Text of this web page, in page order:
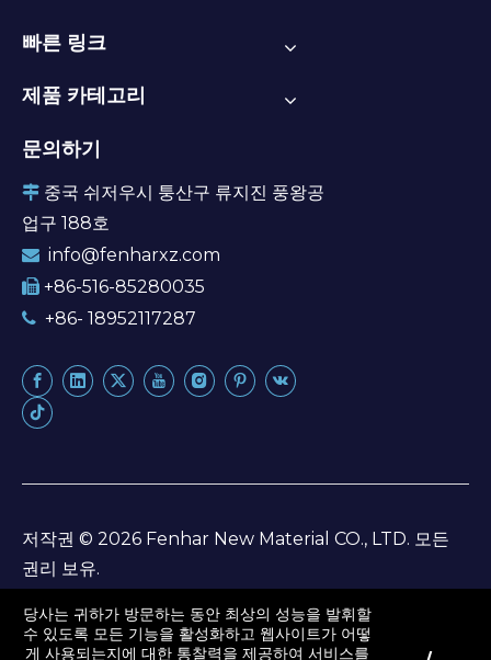
빠른 링크
제품 카테고리
문의하기
 중국 쉬저우시 퉁산구 류지진 풍왕공
업구 188호
 info@fenharxz.com
 +86-516-85280035
 +86- 18952117287
저작권 © 2026 Fenhar New Material CO., LTD. 모든
권리 보유.
사이트맵
당사는 귀하가 방문하는 동안 최상의 성능을 발휘할
수 있도록 모든 기능을 활성화하고 웹사이트가 어떻
게 사용되는지에 대한 통찰력을 제공하여 서비스를